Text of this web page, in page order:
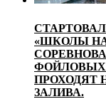
«ШКОЛЫ
ФОЙЛОВЫХ
ПРОХОДЯТ
ЗАЛИВА.